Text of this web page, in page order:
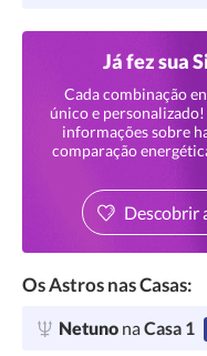
Já fez sua
Cada combinação
único e personalizado!
informações sobre
comparação
Descobrir
Os Astros nas Casas:
Netuno naCasa 1